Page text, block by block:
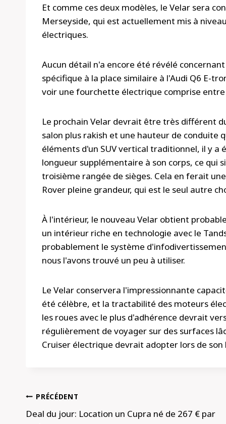
Et comme ces deux modèles, le Velar sera
Merseyside, qui est actuellement mis à
électriques.
Aucun détail n'a encore été révélé
spécifique à la place similaire à l'Audi Q6 E-
voir une fourchette électrique comprise
Le prochain Velar devrait être très différent
salon plus rakish et une hauteur de conduite
éléments d'un SUV vertical traditionnel, il y a
longueur supplémentaire à son corps, ce
troisième rangée de sièges. Cela en ferait
Rover pleine grandeur, qui est le seul autre
À l'intérieur, le nouveau Velar obtient
un intérieur riche en technologie avec le
probablement le système
nous l'avons trouvé un peu à utiliser.
Le Velar conservera l'impressionnante
été célèbre, et la tractabilité des moteurs
les roues avec le plus d'adhérence devrait
régulièrement de voyager sur des surfaces
Cruiser électrique devrait adopter lors de son
Navigation
de
PRÉCÉDENT
Deal du jour: Location un Cupra né de 267 € par